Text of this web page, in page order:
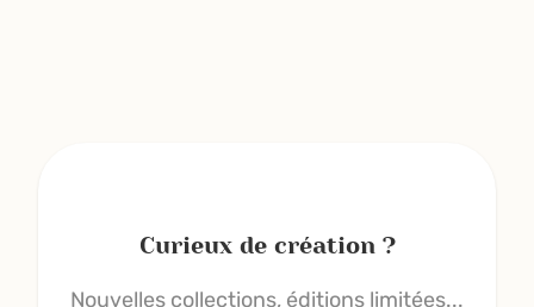
Curieux de création ?
Nouvelles collections, éditions limitées...